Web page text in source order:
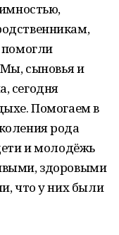
сыновья и
сегодня
Помогаем в
рода
и молодёжь
здоровыми
что у них были